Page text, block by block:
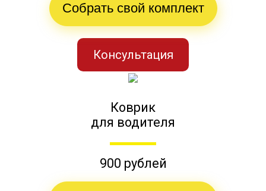
Собрать свой комплект
Консультация
Коврик
для водителя
900 рублей